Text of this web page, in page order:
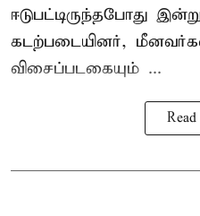
ஈடுபட்டிருந்தபோது
கடற்படையினர்,
விசைப்படகையும் ...